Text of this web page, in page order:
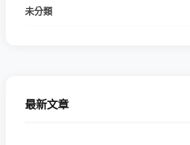
未分類
最新文章